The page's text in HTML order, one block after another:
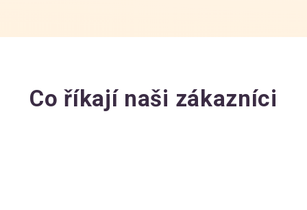
Co říkají naši zákazníci